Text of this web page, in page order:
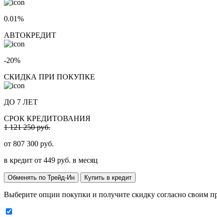
0.01%
АВТОКРЕДИТ
-20%
СКИДКА ПРИ ПОКУПКЕ
ДО 7 ЛЕТ
СРОК КРЕДИТОВАНИЯ
1 121 250 руб.
от 807 300 руб.
в кредит от 449 руб. в месяц
Обменять по Трейд-Ин Купить в кредит
Выберите опции покупки и получите скидку согласно своим